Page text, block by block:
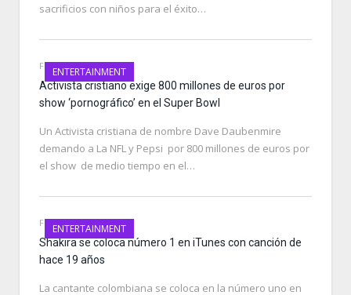
sacrificios con niños para el éxito…
ENTERTAINMENT
FEBRUARY 7, 2020
Activista cristiano exige 800 millones de euros por
show ‘pornográfico’ en el Super Bowl
Un Activista cristiana de nombre Dave Daubenmire
demando a La NFL y Pepsi por 800 millones de euros por
el show de medio tiempo en el…
ENTERTAINMENT
FEBRUARY 5, 2020
Shakira se coloca número 1 en iTunes con canción de
hace 19 años
La cantante colombiana se coloca en la número uno en